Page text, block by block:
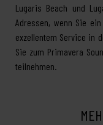
Lugaris Beach und
Adressen, wenn Sie
exzellentem Service in
Sie zum Primavera
teilnehmen.